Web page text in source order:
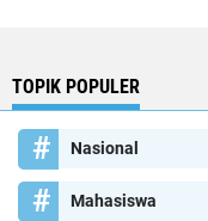
TOPIK POPULER
Nasional
Mahasiswa